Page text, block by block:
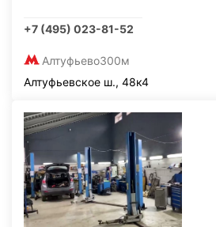
+7 (495) 023-81-52
Алтуфьево300м
Алтуфьевское ш., 48к4